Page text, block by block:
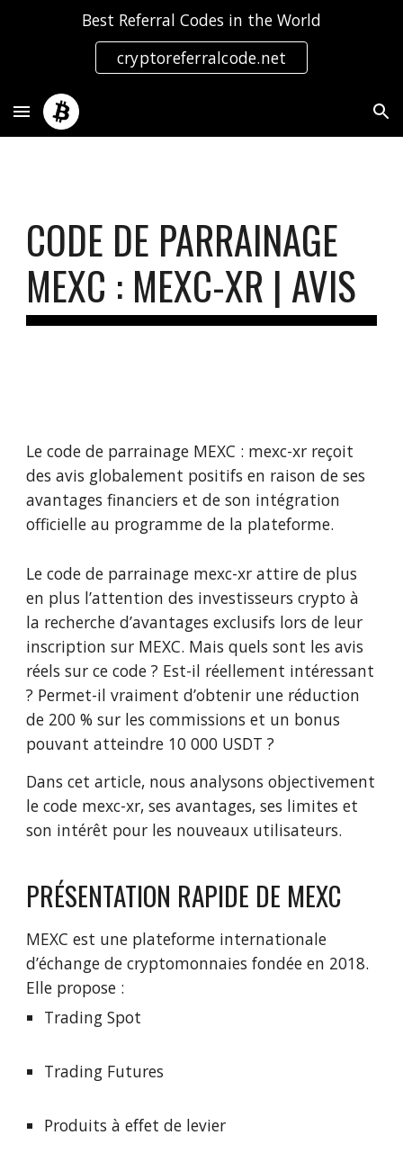
Best Referral Codes in the World
cryptoreferralcode.net
CODE DE PARRAINAGE
MEXC : MEXC-XR | AVIS
Le code de parrainage MEXC : mexc-xr reçoit
des avis globalement positifs en raison de ses
avantages financiers et de son intégration
officielle au programme de la plateforme.
Le code de parrainage mexc-xr attire de plus
en plus l’attention des investisseurs crypto à
la recherche d’avantages exclusifs lors de leur
inscription sur MEXC. Mais quels sont les avis
réels sur ce code ? Est-il réellement intéressant
? Permet-il vraiment d’obtenir une réduction
de 200 % sur les commissions et un bonus
pouvant atteindre 10 000 USDT ?
Dans cet article, nous analysons objectivement
le code mexc-xr, ses avantages, ses limites et
son intérêt pour les nouveaux utilisateurs.
PRÉSENTATION RAPIDE DE MEXC
MEXC est une plateforme internationale
d’échange de cryptomonnaies fondée en 2018.
Elle propose :
Trading Spot
Trading Futures
Produits à effet de levier